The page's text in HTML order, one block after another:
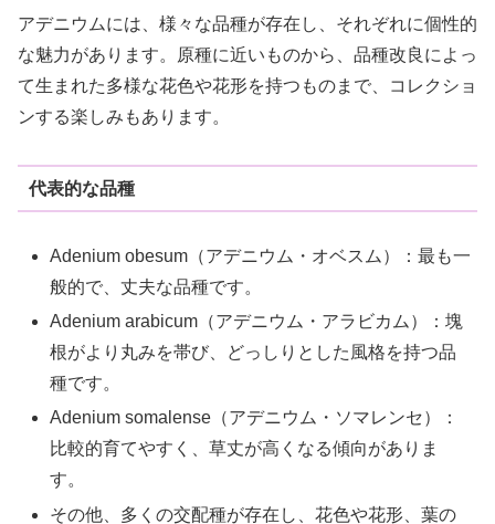
アデニウムには、様々な品種が存在し、それぞれに個性的
な魅力があります。原種に近いものから、品種改良によっ
て生まれた多様な花色や花形を持つものまで、コレクショ
ンする楽しみもあります。
代表的な品種
Adenium obesum（アデニウム・オベスム）：最も一
般的で、丈夫な品種です。
Adenium arabicum（アデニウム・アラビカム）：塊
根がより丸みを帯び、どっしりとした風格を持つ品
種です。
Adenium somalense（アデニウム・ソマレンセ）：
比較的育てやすく、草丈が高くなる傾向がありま
す。
その他、多くの交配種が存在し、花色や花形、葉の